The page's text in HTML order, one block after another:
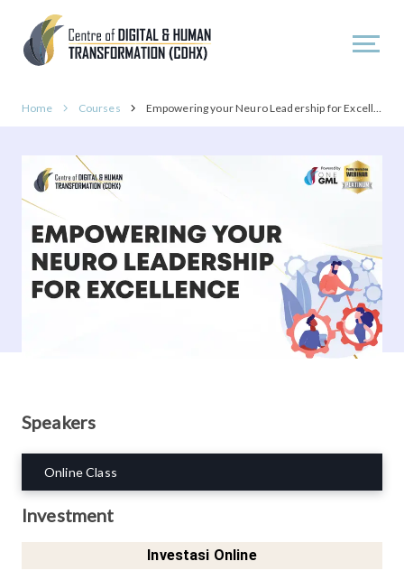
Home Courses Empowering your Neuro Leadership for Excellence
Speakers
Online Class
Investment
Investasi Online